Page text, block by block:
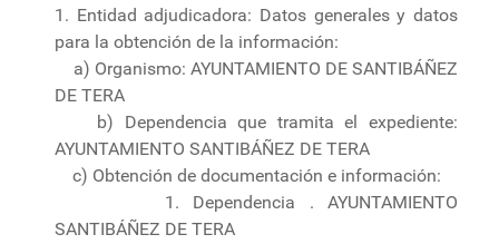
1. Entidad adjudicadora: Datos generales y datos
para la obtención de la información:
a) Organismo: AYUNTAMIENTO DE SANTIBÁÑEZ
DE TERA
b) Dependencia que tramita el expediente:
AYUNTAMIENTO SANTIBÁÑEZ DE TERA
c) Obtención de documentación e información:
1. Dependencia . AYUNTAMIENTO
SANTIBÁÑEZ DE TERA